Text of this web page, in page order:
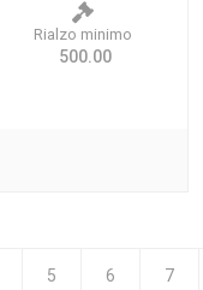
Rialzo minimo
500.00
5 6 7